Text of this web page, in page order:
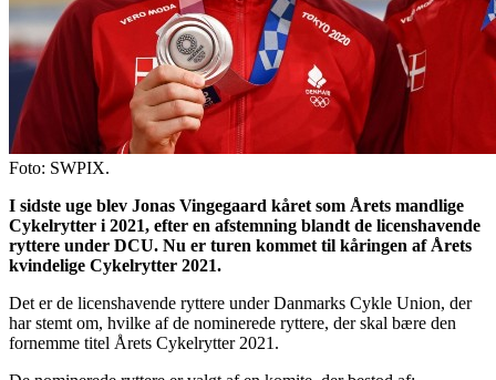
Foto: SWPIX.
I sidste uge blev Jonas Vingegaard kåret som Årets mandlige
Cykelrytter i 2021, efter en afstemning blandt de licenshavende
ryttere under DCU. Nu er turen kommet til kåringen af Årets
kvindelige Cykelrytter 2021.
Det er de licenshavende ryttere under Danmarks Cykle Union, der
har stemt om, hvilke af de nominerede ryttere, der skal bære den
fornemme titel Årets Cykelrytter 2021.